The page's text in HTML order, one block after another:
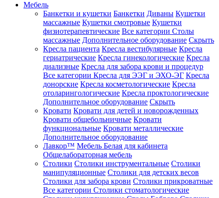
Мебель
Банкетки и кушетки Банкетки Диваны Кушетки
массажные Кушетки смотровые Кушетки
физиотерапевтические Все категории Столы
массажные Дополнительное оборудование Скрыть
Кресла пациента Кресла вестибулярные Кресла
гериатрические Кресла гинекологические Кресла
диализные Кресла для забора крови и процедур
Все категории Кресла для ЭЭГ и ЭХО-ЭГ Кресла
донорские Кресла косметологические Кресла
отоларингологические Кресла проктологические
Дополнительное оборудование Скрыть
Кровати Кровати для детей и новорожденных
Кровати общебольничные Кровати
функциональные Кровати металлические
Дополнительное оборудование
Лавкор™ Мебель Белая для кабинета
Общелабораторная мебель
Столики Столики инструментальные Столики
манипуляционные Столики для детских весов
Столики для забора крови Столики прикроватные
Все категории Столики стоматологические